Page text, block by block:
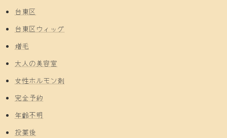
台東区
台東区ウィッグ
増毛
大人の美容室
女性ホルモン剤
完全予約
年齢不明
投薬後